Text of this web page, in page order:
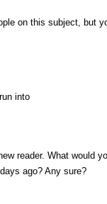
on this subject, but
into
reader. What would
ago? Any sure?